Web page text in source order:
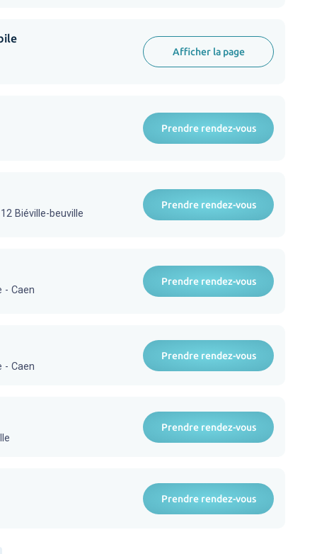
Afficher la page
Prendre rendez-vous
Biéville-beuville
Prendre rendez-vous
- Caen
Prendre rendez-vous
- Caen
Prendre rendez-vous
Prendre rendez-vous
Prendre rendez-vous